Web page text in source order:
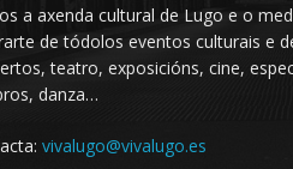
a axenda cultural de Lugo e o
de tódolos eventos culturais e
teatro, exposicións, cine,
danza…
vivalugo@vivalugo.es